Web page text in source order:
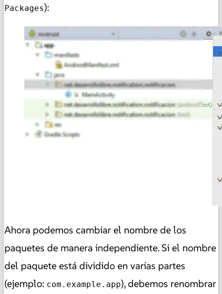
Packages):
Ahora podemos cambiar el nombre de los
paquetes de manera independiente. Si el nombre
del paquete está dividido en varias partes
(ejemplo: com.example.app), debemos renombrar